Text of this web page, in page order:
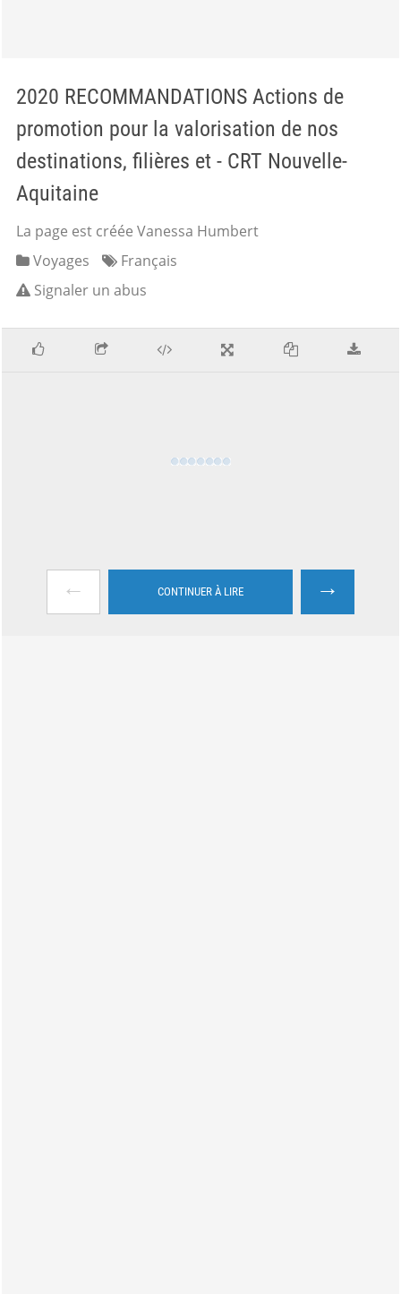
2020 RECOMMANDATIONS Actions de
promotion pour la valorisation de nos
destinations, filières et - CRT Nouvelle-
Aquitaine
La page est créée Vanessa Humbert
Voyages
Français
Signaler un abus
← CONTINUER À LIRE →